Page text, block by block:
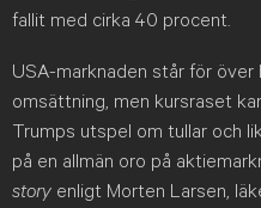
fallit med cirka 40 procent.
USA-marknaden står för
omsättning, men kursraset
Trumps utspel om tullar och
på en allmän oro på
story enligt Morten Larsen,